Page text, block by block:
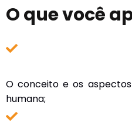
O que você
O conceito e os
humana;